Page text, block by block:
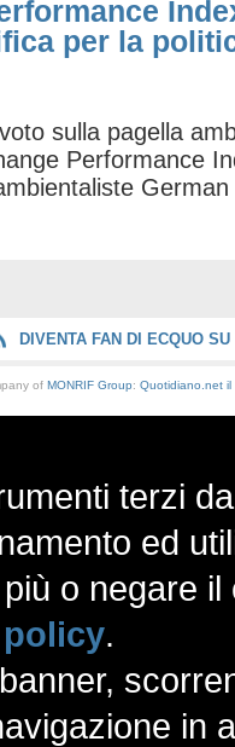
per la
sulla pagella
Performance
German
DIVENTA FAN DI ECQUO SU
of MONRIF Group: Quotidiano.net il
terzi
ed
o negare
.
in